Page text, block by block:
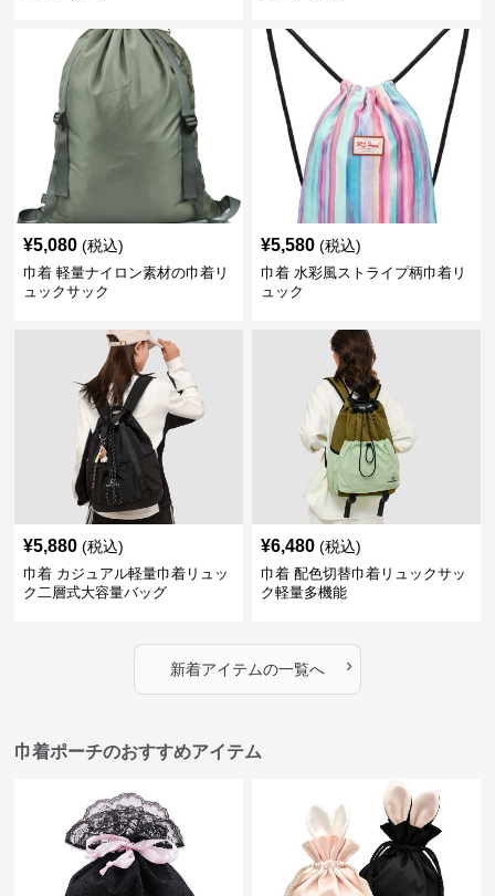
¥5,080 (税込)
巾着 軽量ナイロン素材の巾着リ
ュックサック
¥5,580 (税込)
巾着 水彩風ストライプ柄巾着リ
ュック
¥5,880 (税込)
巾着 カジュアル軽量巾着リュッ
ク二層式大容量バッグ
¥6,480 (税込)
巾着 配色切替巾着リュックサッ
ク軽量多機能
新着アイテムの一覧へ ›
巾着ポーチのおすすめアイテム